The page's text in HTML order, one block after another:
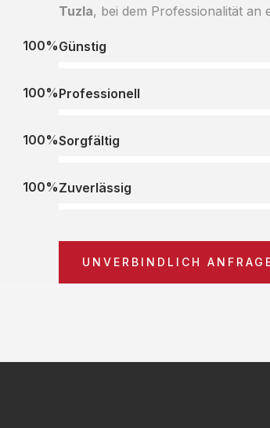
Tuzla, bei dem Professionalität an
Günstig
100%
Professionell
100%
Sorgfältig
100%
Zuverlässig
100%
UNVERBINDLICH